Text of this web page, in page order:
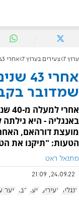
ערוץ 7 צעירים בערוץ 7 אחרי 43 שנים: המשפחה גילתה שמדובר בקבר הלא נכון
שמדובר
באנגליה - היא
מועצת דורהאם,
הטעות: "תיקנו את
מתנאל ראט
24.09.22, 21:09
אנגליה צעירים נוער קבר נוער